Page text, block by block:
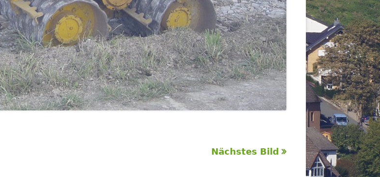
Nächstes Bild